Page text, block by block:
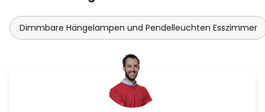
Dimmbare Hängelampen und Pendelleuchten Esszimmer